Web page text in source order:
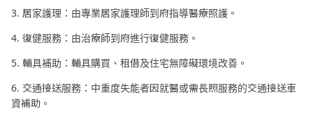
3. 居家護理：由專業居家護理師到府指導醫療照護。
4. 復健服務：由治療師到府進行復健服務。
5. 輔具補助：輔具購買、租借及住宅無障礙環境改善。
6. 交通接送服務：中重度失能者因就醫或需長照服務的交通接送車
資補助。